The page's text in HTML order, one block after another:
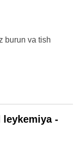
burun va tish
-